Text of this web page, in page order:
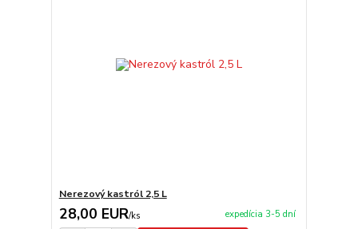
Nerezový kastról 2,5 L
28,00 EUR/ks expedícia 3-5 dní